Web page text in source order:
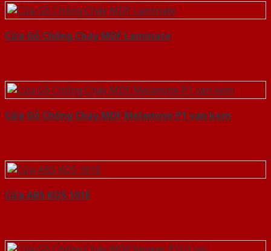
Cửa Gỗ Chống Cháy MDF Laminate
Cửa Gỗ Chống Cháy MDF Melamine P1 van kem
Cửa ABS KOS 101E